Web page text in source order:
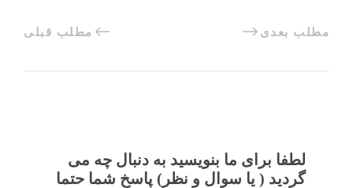
مطلب قبلی مطلب بعدی
لطفا برای ما بنویسید به دنبال چه می
گردید ( یا سوال و نظر) پاسخ شما حتما